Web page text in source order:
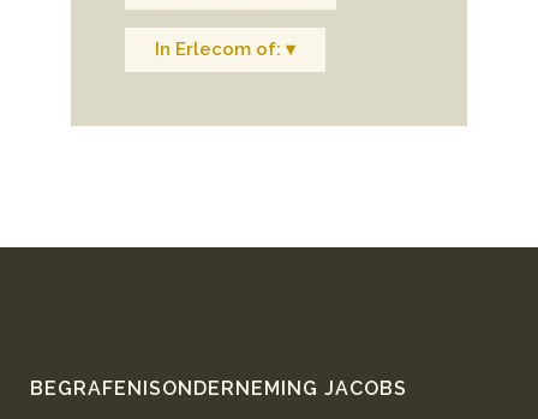
In Erlecom of: ▾
BEGRAFENISONDERNEMING JACOBS